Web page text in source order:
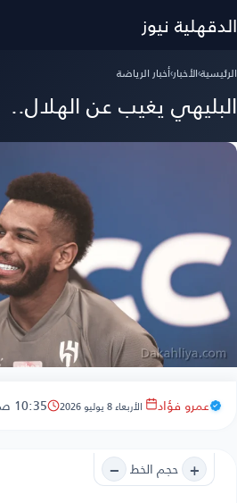
الدقهلية نيوز
الرئيسية›الأخبار›أخبار الرياضة
البليهي يغيب عن الهلال..
عمرو فؤاد الأربعاء 8 يوليو 2026 10:35 صباحًا
+ حجم الخط −